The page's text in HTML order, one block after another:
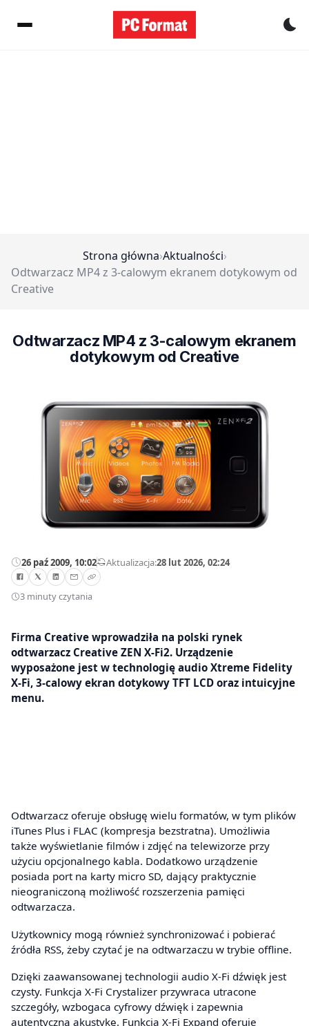
Strona główna›Aktualności›
Odtwarzacz MP4 z 3-calowym ekranem dotykowym od
Creative
Odtwarzacz MP4 z 3-calowym ekranem
dotykowym od Creative
26 paź 2009, 10:02—Aktualizacja:28 lut 2026, 02:24
3 minuty czytania
Firma Creative wprowadziła na polski rynek
odtwarzacz Creative ZEN X-Fi2. Urządzenie
wyposażone jest w technologię audio Xtreme Fidelity
X-Fi, 3-calowy ekran dotykowy TFT LCD oraz intuicyjne
menu.
Odtwarzacz oferuje obsługę wielu formatów, w tym plików
iTunes Plus i FLAC (kompresja bezstratna). Umożliwia
także wyświetlanie filmów i zdjęć na telewizorze przy
użyciu opcjonalnego kabla. Dodatkowo urządzenie
posiada port na karty micro SD, dający praktycznie
nieograniczoną możliwość rozszerzenia pamięci
odtwarzacza.
Użytkownicy mogą również synchronizować i pobierać
źródła RSS, żeby czytać je na odtwarzaczu w trybie offline.
Dzięki zaawansowanej technologii audio X-Fi dźwięk jest
czysty. Funkcja X-Fi Crystalizer przywraca utracone
szczegóły, wzbogaca cyfrowy dźwięk i zapewnia
autentyczną akustykę. Funkcja X-Fi Expand oferuje